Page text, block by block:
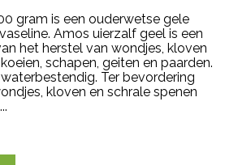
gram is een ouderwetse gele
Amos uierzalf geel is een
het herstel van wondjes, kloven
schapen, geiten en paarden.
Ter bevordering
kloven en schrale spenen